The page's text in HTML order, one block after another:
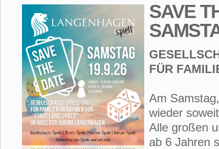
SAVE
FÜR
Am
wieder
Alle großen
ab 6 Jahren